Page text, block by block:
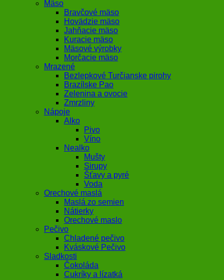
Mäso
Bravčové mäso
Hovädzie mäso
Jahňacie mäso
Kuracie mäso
Mäsové výrobky
Morčacie mäso
Mrazené
Bezlepkové Turčianske pirohy
Brazílske Pao
Zelenina a ovocie
Zmrzliny
Nápoje
Alko
Pivo
Víno
Nealko
Mušty
Sirupy
Šťavy a pyré
Voda
Orechové maslá
Maslá zo semien
Nátierky
Orechové maslo
Pečivo
Chladené pečivo
Kváskové Pečivo
Sladkosti
Čokoláda
Cukríky a lízatká